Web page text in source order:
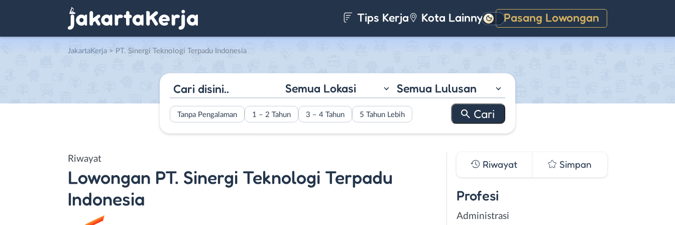
Tips Kerja Kota Lainnya Pasang Lowongan
Gelap
JakartaKerja > PT. Sinergi Teknologi Terpadu Indonesia
Semua Lokasi Semua Lulusan
Tanpa Pengalaman 1 – 2 Tahun 3 – 4 Tahun 5 Tahun Lebih
Riwayat
Lowongan PT. Sinergi Teknologi Terpadu
Indonesia
Riwayat Simpan
Profesi
Administrasi